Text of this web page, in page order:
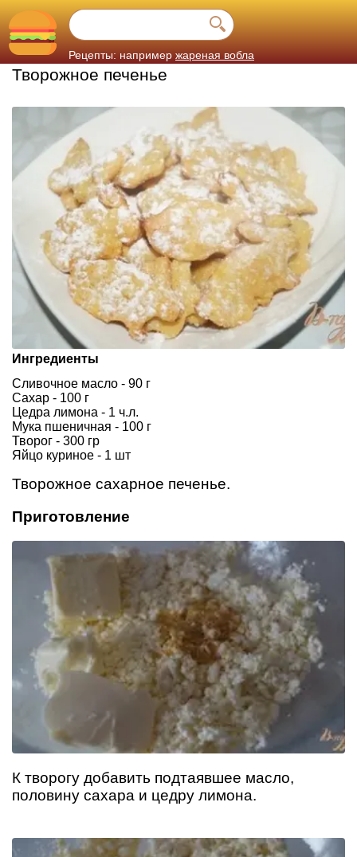
Рецепты: например жареная вобла
Творожное печенье
Ингредиенты
Сливочное масло - 90 г
Сахар - 100 г
Цедра лимона - 1 ч.л.
Мука пшеничная - 100 г
Творог - 300 гр
Яйцо куриное - 1 шт
Творожное сахарное печенье.
Приготовление
К творогу добавить подтаявшее масло,
половину сахара и цедру лимона.